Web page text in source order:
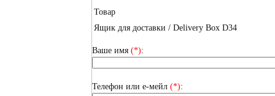
Товар
Ящик для доставки / Delivery Box D34
Ваше имя (*):
Телефон или е-мейл (*):